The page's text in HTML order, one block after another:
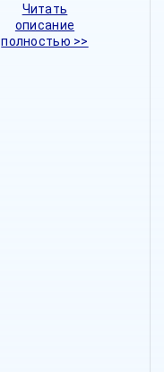
Читать
описание
полностью >>